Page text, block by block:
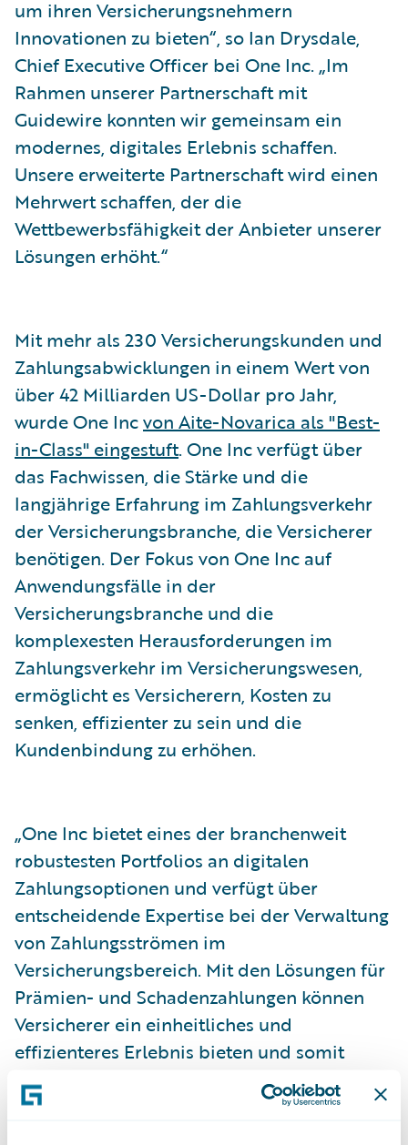
um ihren Versicherungsnehmern
Innovationen zu bieten“, so Ian Drysdale,
Chief Executive Officer bei One Inc. „Im
Rahmen unserer Partnerschaft mit
Guidewire konnten wir gemeinsam ein
modernes, digitales Erlebnis schaffen.
Unsere erweiterte Partnerschaft wird einen
Mehrwert schaffen, der die
Wettbewerbsfähigkeit der Anbieter unserer
Lösungen erhöht.“
Mit mehr als 230 Versicherungskunden und
Zahlungsabwicklungen in einem Wert von
über 42 Milliarden US-Dollar pro Jahr,
wurde One Incvon Aite-Novarica als "Best-
in-Class" eingestuft. One Inc verfügt über
das Fachwissen, die Stärke und die
langjährige Erfahrung im Zahlungsverkehr
der Versicherungsbranche, die Versicherer
benötigen. Der Fokus von One Inc auf
Anwendungsfälle in der
Versicherungsbranche und die
komplexesten Herausforderungen im
Zahlungsverkehr im Versicherungswesen,
ermöglicht es Versicherern, Kosten zu
senken, effizienter zu sein und die
Kundenbindung zu erhöhen.
„One Inc bietet eines der branchenweit
robustesten Portfolios an digitalen
Zahlungsoptionen und verfügt über
entscheidende Expertise bei der Verwaltung
von Zahlungsströmen im
Versicherungsbereich. Mit den Lösungen für
Prämien- und Schadenzahlungen können
Versicherer ein einheitliches und
effizienteres Erlebnis bieten und somit
Kundenzufriedenheit sicherstellen“, sagt
Zachary Gustafson, General Manager, Claims